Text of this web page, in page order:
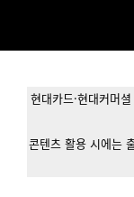
현대카드·현대커머
콘텐츠 활용 시에는